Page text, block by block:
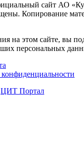
сайт АО
Копирование
на этом сайте, вы
персональных
ЦИТ Портал